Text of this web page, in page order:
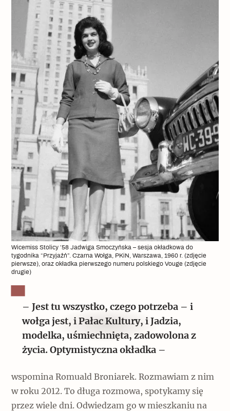
Wicemiss Stolicy ’58 Jadwiga Smoczyńska – sesja okładkowa do
tygodnika “Przyjaźń”. Czarna Wołga, PKiN, Warszawa, 1960 r. (zdjęcie
pierwsze), oraz okładka pierwszego numeru polskiego Vouge (zdjęcie
drugie)
– Jest tu wszystko, czego potrzeba – i
wołga jest, i Pałac Kultury, i Jadzia,
modelka, uśmiechnięta, zadowolona z
życia. Optymistyczna okładka –
wspomina Romuald Broniarek. Rozmawiam z nim
w roku 2012. To długa rozmowa, spotykamy się
przez wiele dni. Odwiedzam go w mieszkaniu na